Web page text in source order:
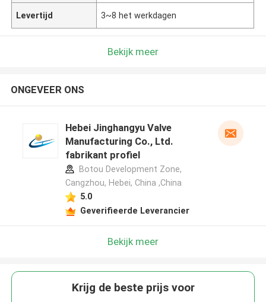
Levertijd 3~8 het werkdagen
Bekijk meer
ONGEVEER ONS
Hebei Jinghangyu Valve
Manufacturing Co., Ltd.
fabrikant profiel
Botou Development Zone,
Cangzhou, Hebei, China ,China
5.0
Geverifieerde Leverancier
Bekijk meer
Krijg de beste prijs voor